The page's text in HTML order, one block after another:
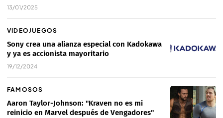
13/01/2025
VIDEOJUEGOS
Sony crea una alianza especial con Kadokawa
y ya es accionista mayoritario
19/12/2024
FAMOSOS
Aaron Taylor-Johnson: "Kraven no es mi
reinicio en Marvel después de Vengadores"